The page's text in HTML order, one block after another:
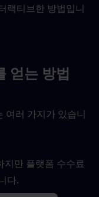
랙티브한 방법입니
얻는 방법
여러 가지가 있습니
만 플랫폼 수수료
다.